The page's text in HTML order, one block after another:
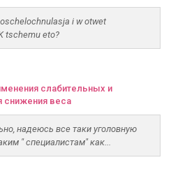
i w otwet
tschemu eto?
слабительных и
снижения веса
надеюсь все таки уголовную
" специалистам" как...